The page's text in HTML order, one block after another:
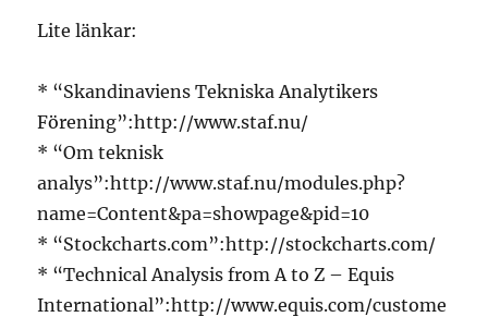
Lite länkar:
* “Skandinaviens Tekniska Analytikers
Förening”:http://www.staf.nu/
* “Om teknisk
analys”:http://www.staf.nu/modules.php?
name=Content&pa=showpage&pid=10
* “Stockcharts.com”:http://stockcharts.com/
* “Technical Analysis from A to Z – Equis
International”:http://www.equis.com/custome